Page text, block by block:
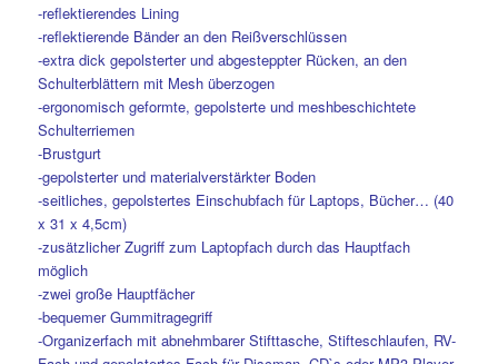
-reflektierendes Lining
-reflektierende Bänder an den Reißverschlüssen
-extra dick gepolsterter und abgesteppter Rücken, an den
Schulterblättern mit Mesh überzogen
-ergonomisch geformte, gepolsterte und meshbeschichtete
Schulterriemen
-Brustgurt
-gepolsterter und materialverstärkter Boden
-seitliches, gepolstertes Einschubfach für Laptops, Bücher… (40
x 31 x 4,5cm)
-zusätzlicher Zugriff zum Laptopfach durch das Hauptfach
möglich
-zwei große Hauptfächer
-bequemer Gummitragegriff
-Organizerfach mit abnehmbarer Stifttasche, Stifteschlaufen, RV-